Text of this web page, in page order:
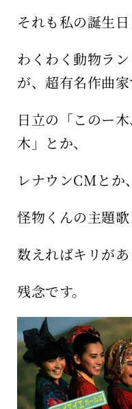
それも私の誕生日
わくわく動物ラ
が、超有名作曲家
日立の「このー
木」とか、
レナウンCMとか、
怪物くんの主題歌
数えればキリがあ
残念です。